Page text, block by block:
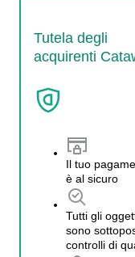
Tutela degli
acquirenti
Il tuo
è al sicuro
Tutti gli
sono
controlli di